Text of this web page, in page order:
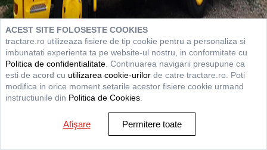
ACEST SITE FOLOSESTE COOKIES
tractare.ro utilizeaza fisiere de tip cookie pentru a personaliza si
imbunatati experienta ta pe website-ul nostru, in conformitate cu
Politica de confidentialitate . Continuarea navigarii presupune ca
esti de acord cu utilizarea cookie-urilor de catre tractare.ro. Poti
modifica in orice moment setarile acestor fisiere cookie urmand
instructiunile din Politica de Cookies
Afişare Permitere toate